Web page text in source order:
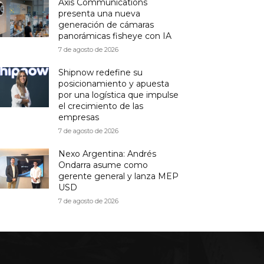
Axis Communications
presenta una nueva
generación de cámaras
panorámicas fisheye con IA
7 de agosto de 2026
Shipnow redefine su
posicionamiento y apuesta
por una logística que impulse
el crecimiento de las
empresas
7 de agosto de 2026
Nexo Argentina: Andrés
Ondarra asume como
gerente general y lanza MEP
USD
7 de agosto de 2026